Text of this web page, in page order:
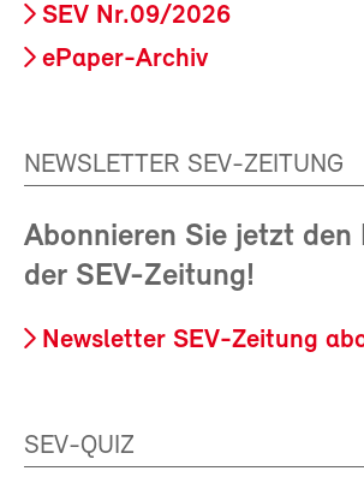
SEV Nr.09/2026
ePaper-Archiv
NEWSLETTER SEV-ZEITUNG
Abonnieren Sie jetzt den
der SEV-Zeitung!
Newsletter SEV-Zeitung
SEV-QUIZ